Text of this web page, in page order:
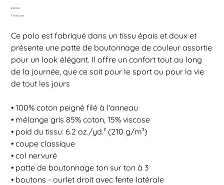
Prix
48,00 €
TVA Incluse
Ce polo est fabriqué dans un tissu épais et doux et
présente une patte de boutonnage de couleur assortie
pour un look élégant. Il offre un confort tout au long
de la journée, que ce soit pour le sport ou pour la vie
de tout les jours
• 100% coton peigné filé à l'anneau
• mélange gris 85% coton, 15% viscose
• poid du tissu: 6.2 oz./yd.² (210 g/m²)
• coupe classique
• col nervuré
• patte de boutonnage ton sur ton à 3
• boutons - ourlet droit avec fente latérale